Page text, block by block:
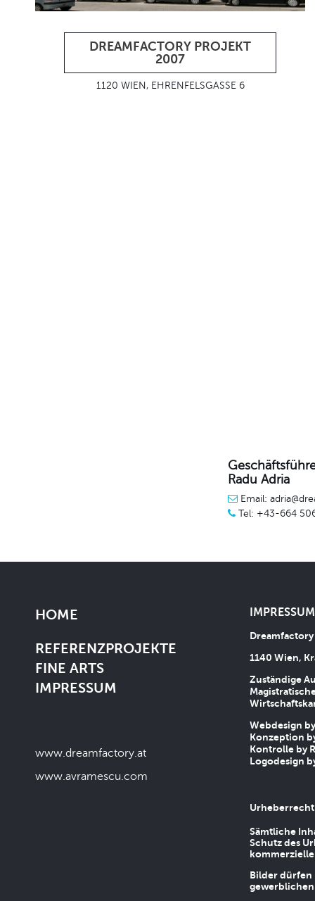
DREAMFACTORY PROJEKT
2007
1120 WIEN, EHRENFELSGASSE 6
Radu Adria
Email:
Tel: +43-664
HOME
REFERENZPROJEKTE
FINE ARTS
IMPRESSUM
www.dreamfactory.at
www.avramescu.com
1140 Wien,
Zuständige
Webdesign
Konzeption
Kontrolle by
Logodesign
Urheberrecht
Sämtliche
Schutz des
Bilder dürfen